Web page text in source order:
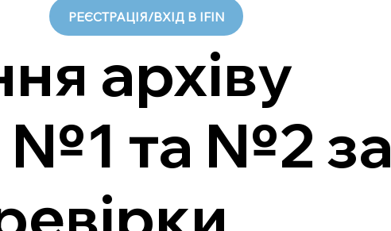
РЕЄСТРАЦІЯ/ВХІД В IFIN
архіву
№1 та №2 за